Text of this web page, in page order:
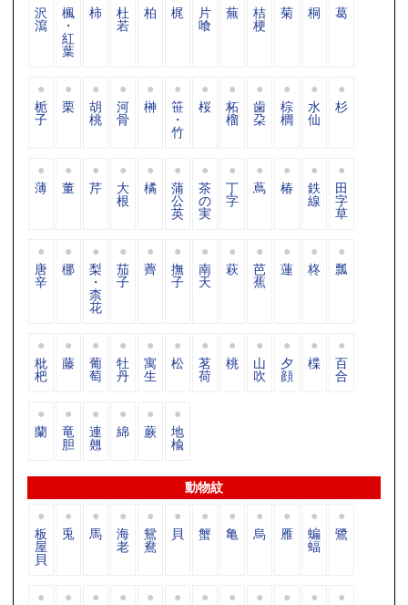
沢
瀉
楓
・
紅
葉
柿 杜
若
柏 梶 片
喰
蕪 桔
梗
菊 桐 葛
栀
子
栗 胡
桃
河
骨
榊 笹
・
竹
桜 柘
榴
歯
朶
棕
櫚
水
仙
杉
薄 董 芹 大
根
橘 蒲
公
英
茶
の
実
丁
字
蔦 椿 鉄
線
田
字
草
唐
辛
梛 梨
・
柰
花
茄
子
薺 撫
子
南
天
萩 芭
蕉
蓮 柊 瓢
枇
杷
藤 葡
萄
牡
丹
寓
生
松 茗
荷
桃 山
吹
夕
顔
楪 百
合
蘭 竜
胆
連
翹
綿 蕨 地
楡
動物紋
板
屋
貝
兎 馬 海
老
鴛
鴦
貝 蟹 亀 烏 雁 蝙
蝠
鷺